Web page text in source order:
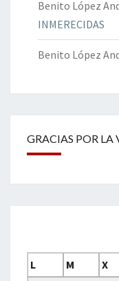
Benito López
INMERECIDAS
Benito López
GRACIAS POR LA
L
M X